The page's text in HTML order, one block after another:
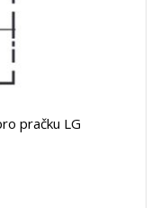
pračku LG